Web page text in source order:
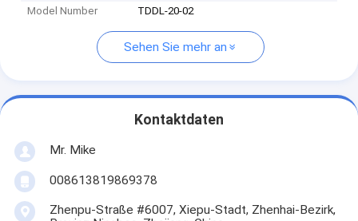
Model Number
TDDL-20-02
Sehen Sie mehr an
Kontaktdaten
Mr. Mike
008613819869378
Zhenpu-Straße #6007, Xiepu-Stadt, Zhenhai-Bezirk,